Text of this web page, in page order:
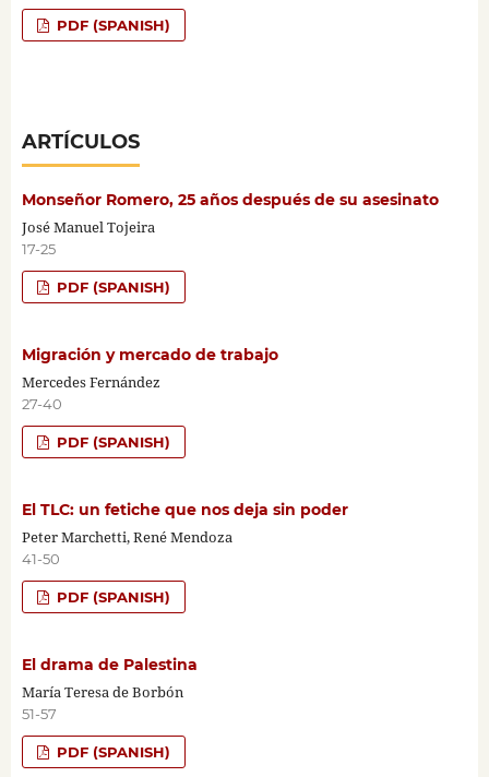
PDF (SPANISH)
ARTÍCULOS
Monseñor Romero, 25 años después de su asesinato
José Manuel Tojeira
17-25
PDF (SPANISH)
Migración y mercado de trabajo
Mercedes Fernández
27-40
PDF (SPANISH)
El TLC: un fetiche que nos deja sin poder
Peter Marchetti, René Mendoza
41-50
PDF (SPANISH)
El drama de Palestina
María Teresa de Borbón
51-57
PDF (SPANISH)